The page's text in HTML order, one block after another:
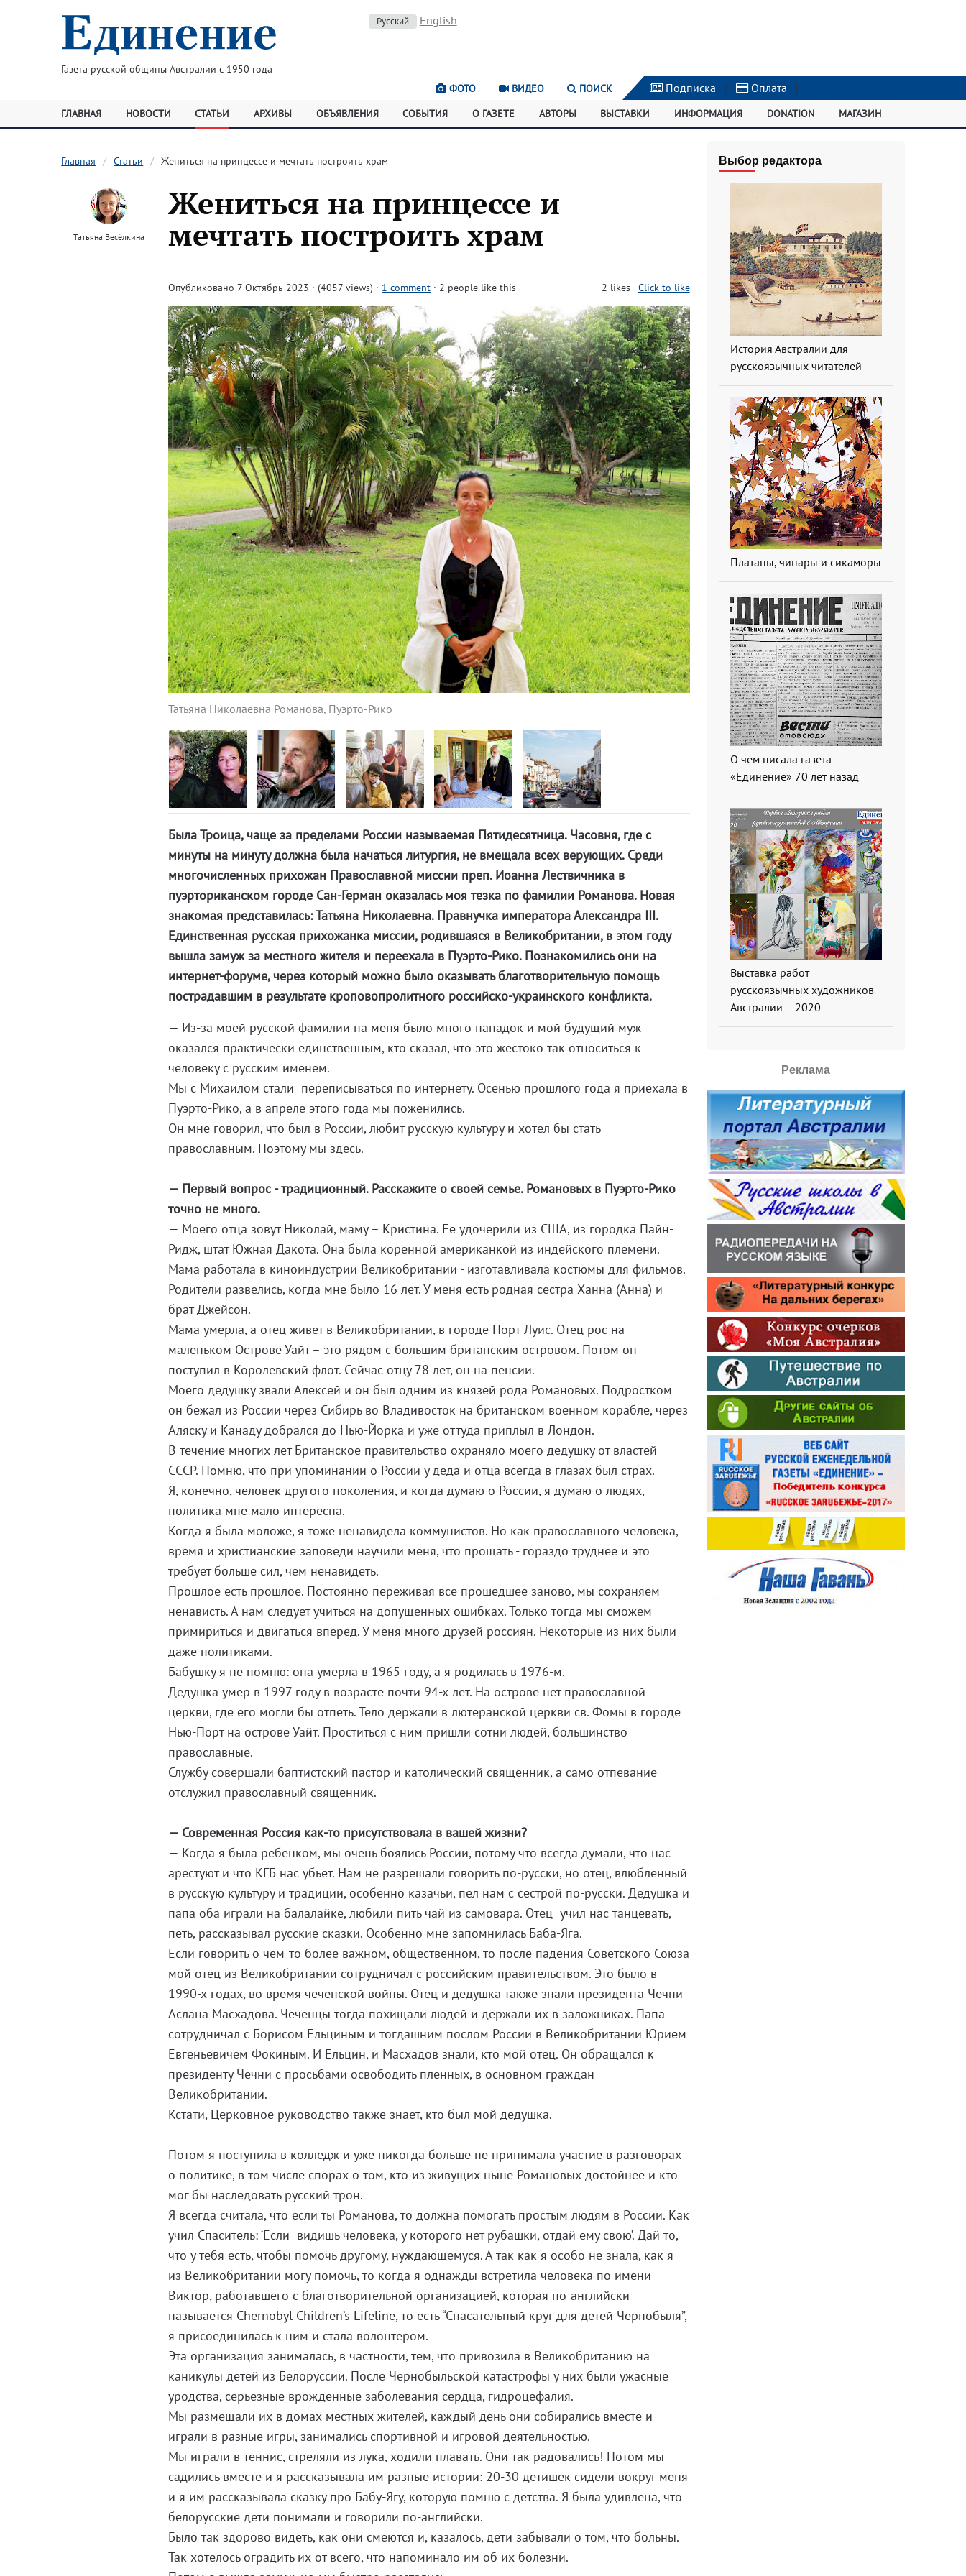
Газета русской общины Австралии с 1950 года
Русский English
ФОТО ВИДЕО ПОИСК Подписка | Оплата |
ГЛАВНАЯ НОВОСТИ СТАТЬИ АРХИВЫ ОБЪЯВЛЕНИЯ СОБЫТИЯ О ГАЗЕТЕ АВТОРЫ ВЫСТАВКИ ИНФОРМАЦИЯ DONATION МАГАЗИН
Главная Статьи Жениться на принцессе и мечтать построить храм
Татьяна Весёлкина
Жениться на принцессе и
мечтать построить храм
Опубликовано 7 Октябрь 2023 · (4057 views) · 1 comment · 2 people like this 2 likes-Click to like
Татьяна Николаевна Романова, Пуэрто-Рико
Была Троица, чаще за пределами России называемая Пятидесятница. Часовня, где с
минуты на минуту должна была начаться литургия, не вмещала всех верующих. Среди
многочисленных прихожан Православной миссии преп. Иоанна Лествичника в
пуэрториканском городе Сан-Герман оказалась моя тезка по фамилии Романова. Новая
знакомая представилась: Татьяна Николаевна. Правнучка императора Александра III.
Единственная русская прихожанка миссии, родившаяся в Великобритании, в этом году
вышла замуж за местного жителя и переехала в Пуэрто-Рико. Познакомились они на
интернет-форуме, через который можно было оказывать благотворительную помощь
пострадавшим в результате кроповопролитного российско-украинского конфликта.
— Из-за моей русской фамилии на меня было много нападок и мой будущий муж
оказался практически единственным, кто сказал, что это жестоко так относиться к
человеку с русским именем.
Мы с Михаилом стали переписываться по интернету. Осенью прошлого года я приехала в
Пуэрто-Рико, а в апреле этого года мы поженились.
Он мне говорил, что был в России, любит русскую культуру и хотел бы стать
православным. Поэтому мы здесь.
— Первый вопрос - традиционный. Расскажите о своей семье. Романовых в Пуэрто-Рико
точно не много.
— Моего отца зовут Николай, маму – Кристина. Ее удочерили из США, из городка Пайн-
Ридж, штат Южная Дакота. Она была коренной американкой из индейского племени.
Мама работала в киноиндустрии Великобритании - изготавливала костюмы для фильмов.
Родители развелись, когда мне было 16 лет. У меня есть родная сестра Ханна (Анна) и
брат Джейсон.
Мама умерла, а отец живет в Великобритании, в городе Порт-Луис. Отец рос на
маленьком Острове Уайт – это рядом с большим британским островом. Потом он
поступил в Королевский флот. Сейчас отцу 78 лет, он на пенсии.
Моего дедушку звали Алексей и он был одним из князей рода Романовых. Подростком
он бежал из России через Сибирь во Владивосток на британском военном корабле, через
Аляску и Канаду добрался до Нью-Йорка и уже оттуда приплыл в Лондон.
В течение многих лет Британское правительство охраняло моего дедушку от властей
СССР. Помню, что при упоминании о России у деда и отца всегда в глазах был страх.
Я, конечно, человек другого поколения, и когда думаю о России, я думаю о людях,
политика мне мало интересна.
Когда я была моложе, я тоже ненавидела коммунистов. Но как православного человека,
время и христианские заповеди научили меня, что прощать - гораздо труднее и это
требует больше сил, чем ненавидеть.
Прошлое есть прошлое. Постоянно переживая все прошедшее заново, мы сохраняем
ненависть. А нам следует учиться на допущенных ошибках. Только тогда мы сможем
примириться и двигаться вперед. У меня много друзей россиян. Некоторые из них были
даже политиками.
Бабушку я не помню: она умерла в 1965 году, а я родилась в 1976-м.
Дедушка умер в 1997 году в возрасте почти 94-х лет. На острове нет православной
церкви, где его могли бы отпеть. Тело держали в лютеранской церкви св. Фомы в городе
Нью-Порт на острове Уайт. Проститься с ним пришли сотни людей, большинство
православные.
Службу совершали баптистский пастор и католический священник, а само отпевание
отслужил православный священник.
— Современная Россия как-то присутствовала в вашей жизни?
— Когда я была ребенком, мы очень боялись России, потому что всегда думали, что нас
арестуют и что КГБ нас убьет. Нам не разрешали говорить по-русски, но отец, влюбленный
в русскую культуру и традиции, особенно казачьи, пел нам с сестрой по-русски. Дедушка и
папа оба играли на балалайке, любили пить чай из самовара. Отец учил нас танцевать,
петь, рассказывал русские сказки. Особенно мне запомнилась Баба-Яга.
Если говорить о чем-то более важном, общественном, то после падения Советского Союза
мой отец из Великобритании сотрудничал с российским правительством. Это было в
1990-х годах, во время чеченской войны. Отец и дедушка также знали президента Чечни
Аслана Масхадова. Чеченцы тогда похищали людей и держали их в заложниках. Папа
сотрудничал с Борисом Ельциным и тогдашним послом России в Великобритании Юрием
Евгеньевичем Фокиным. И Ельцин, и Масхадов знали, кто мой отец. Он обращался к
президенту Чечни с просьбами освободить пленных, в основном граждан
Великобритании.
Кстати, Церковное руководство также знает, кто был мой дедушка.
Потом я поступила в колледж и уже никогда больше не принимала участие в разговорах
о политике, в том числе спорах о том, кто из живущих ныне Романовых достойнее и кто
мог бы наследовать русский трон.
Я всегда считала, что если ты Романова, то должна помогать простым людям в России. Как
учил Спаситель: ‘Если видишь человека, у которого нет рубашки, отдай ему свою’. Дай то,
что у тебя есть, чтобы помочь другому, нуждающемуся. А так как я особо не знала, как я
из Великобритании могу помочь, то когда я однажды встретила человека по имени
Виктор, работавшего с благотворительной организацией, которая по-английски
называется Chernobyl Children’s Lifeline, то есть “Спасательный круг для детей Чернобыля”,
я присоединилась к ним и стала волонтером.
Эта организация занималась, в частности, тем, что привозила в Великобританию на
каникулы детей из Белоруссии. После Чернобыльской катастрофы у них были ужасные
уродства, серьезные врожденные заболевания сердца, гидроцефалия.
Мы размещали их в домах местных жителей, каждый день они собирались вместе и
играли в разные игры, занимались спортивной и игровой деятельностью.
Мы играли в теннис, стреляли из лука, ходили плавать. Они так радовались! Потом мы
садились вместе и я рассказывала им разные истории: 20-30 детишек сидели вокруг меня
и я им рассказывала сказку про Бабу-Ягу, которую помню с детства. Я была удивлена, что
белорусские дети понимали и говорили по-английски.
Было так здорово видеть, как они смеются и, казалось, дети забывали о том, что больны.
Так хотелось оградить их от всего, что напоминало им об их болезни.
Выбор редактора
История Австралии для
русскоязычных читателей
Платаны, чинары и сикаморы
О чем писала газета
«Единение» 70 лет назад
Выставка работ
русскоязычных художников
Австралии – 2020
Реклама